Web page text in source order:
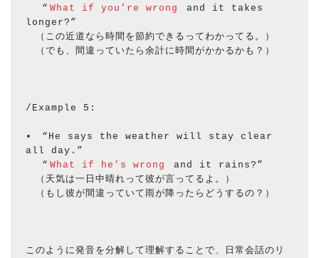
“ What if you’re wrong
and it takes
longer?”
（この近道なら時間を節約できるってわかってる。）
（でも、間違っていたら余計に時間がかかるかも？）
/Example 5:
•　“He says the weather will stay clear
all day.”
“ What if he’s wrong
and it rains?”
（天気は一日中晴れって彼が言ってるよ。）
（もし彼が間違っていて雨が降ったらどうするの？）
このように発音を分解して理解することで、日常会話のリ